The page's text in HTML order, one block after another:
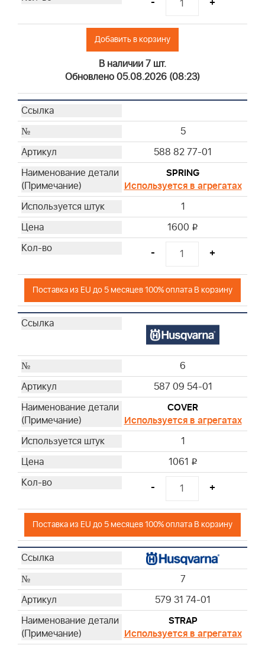
Добавить в корзину
В наличии 7 шт.
Обновлено 05.08.2026 (08:23)
5
588 82 77-01
SPRING
Используется в агрегатах
1
1600 i
- +
Поставка из EU до 5 месяцев 100% оплата В корзину
6
587 09 54-01
COVER
Используется в агрегатах
1
1061 i
- +
Поставка из EU до 5 месяцев 100% оплата В корзину
7
579 31 74-01
STRAP
Используется в агрегатах